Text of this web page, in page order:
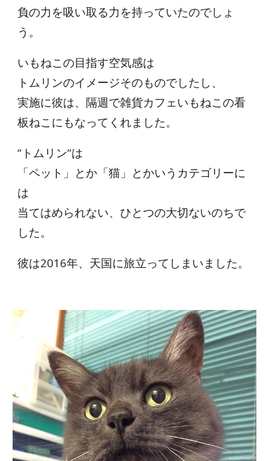
負の力を吸い取る力を持っていたのでしょ
う。
いもねこの目指す空気感は
トムリンのイメージそのものでしたし、
実施に彼は、隔週で雑貨カフェいもねこの看
板ねこにもなってくれました。
“トムリン“は
「ペット」とか「猫」とかいうカテゴリーに
は
当てはめられない、ひとつの大切ないのちで
した。
彼は2016年、天国に旅立ってしまいました。